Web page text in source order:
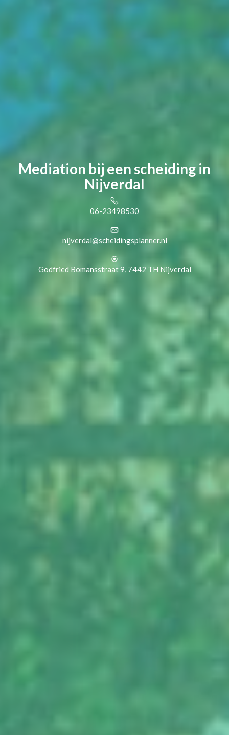
Mediation bij een scheiding in
Nijverdal
06-23498530
nijverdal@scheidingsplanner.nl
Godfried Bomansstraat 9, 7442 TH Nijverdal